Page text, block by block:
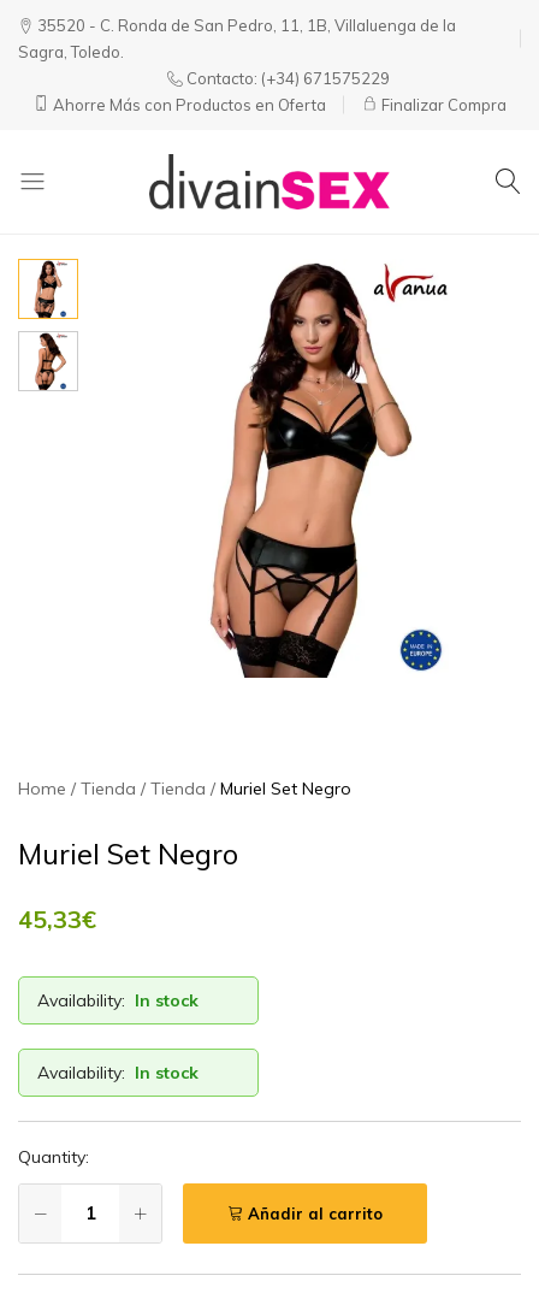
35520 - C. Ronda de San Pedro, 11, 1B, Villaluenga de la
Sagra, Toledo.
Contacto: (+34) 671575229
Ahorre Más con Productos en Oferta
Finalizar Compra
Home Tienda Tienda Muriel Set Negro
Muriel Set Negro
45,33€
Availability: In stock
Availability: In stock
Quantity:
Añadir al carrito